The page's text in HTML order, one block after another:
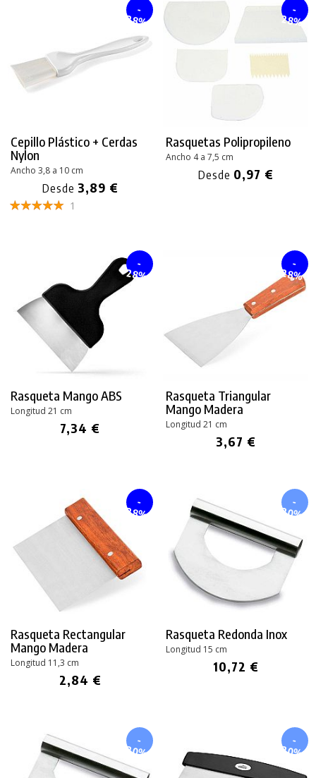
-
28%
Cepillo Plástico + Cerdas
Nylon
Ancho 3,8 a 10 cm
Desde 3,89 €
1
-
28%
Rasquetas Polipropileno
Ancho 4 a 7,5 cm
Desde 0,97 €
-
28%
Rasqueta Mango ABS
Longitud 21 cm
7,34 €
-
28%
Rasqueta Triangular
Mango Madera
Longitud 21 cm
3,67 €
-
28%
Rasqueta Rectangular
Mango Madera
Longitud 11,3 cm
2,84 €
-
20%
Rasqueta Redonda Inox
Longitud 15 cm
10,72 €
-
20%
-
20%